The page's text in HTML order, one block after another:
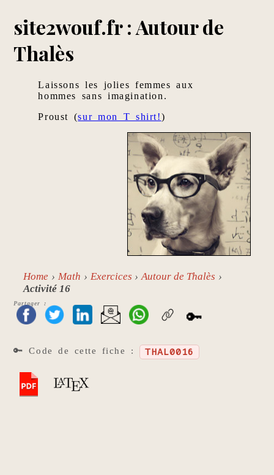
site2wouf.fr : Autour de
Thalès
Laissons les jolies femmes aux
hommes sans imagination.
Proust (sur mon T shirt!)
Home Math Exercices
Autour de Thalès
Activité 16
Partager :
🔑
🔑 Code de cette fiche : THAL0016